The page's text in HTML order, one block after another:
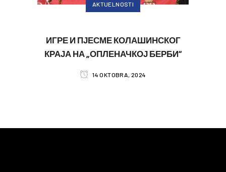
AKTUELNOSTI
ИГРЕ И ПЈЕСМЕ КОЛАШИНСКОГ
КРАЈА НА „ОПЛЕНАЧКОЈ БЕРБИ“
14 OKTOBRA, 2024